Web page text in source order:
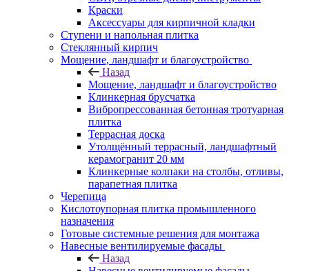
Краски
Аксессуары для кирпичной кладки
Ступени и напольная плитка
Cтеклянный кирпич
Мощение, ландшафт и благоустройство
Назад
Мощение, ландшафт и благоустройство
Клинкерная брусчатка
Вибропрессованная бетонная тротуарная
плитка
Террасная доска
Утолщённый террасный, ландшафтный
керамогранит 20 мм
Клинкерные колпаки на столбы, отливы,
парапетная плитка
Черепица
Кислотоупорная плитка промышленного
назначения
Готовые системные решения для монтажа
Навесные вентилируемые фасады
Назад